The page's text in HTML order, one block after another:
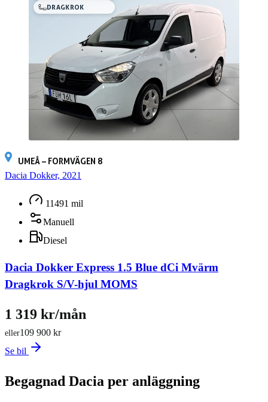
DRAGKROK
UMEÅ – FORMVÄGEN 8
Dacia Dokker, 2021
11491 mil
Manuell
Diesel
Dacia Dokker Express 1.5 Blue dCi Mvärm
Dragkrok S/V-hjul MOMS
109 900 kr
eller
1 319 kr/mån
Se bil
Begagnad Dacia per anläggning